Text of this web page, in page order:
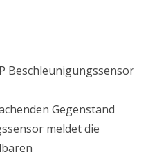
Beschleunigungssensor
Gegenstand
meldet die